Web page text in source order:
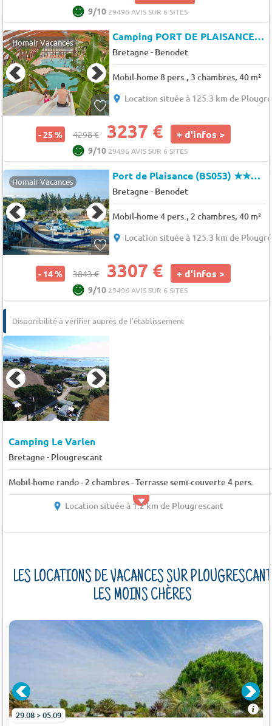
9/10 29496 AVIS SUR 6 SITES
Homair Vacances Camping PORT DE PLAISANCE
Bretagne- Benodet
Mobil-home 8 pers., 3 chambres, 40 m²
Location située à 125.3 km de
- 25 % 4298 € 3237 € + d'infos >
9/10 29496 AVIS SUR 6 SITES
Homair Vacances Port de Plaisance (BS053)★★★★★
Bretagne- Benodet
Mobil-home 4 pers., 2 chambres, 40 m²
Location située à 125.3 km de
- 14 % 3843 € 3307 € + d'infos >
9/10 29496 AVIS SUR 6 SITES
Disponibilité à vérifier auprès de l'établissement
Camping Le Varlen
Bretagne- Plougrescant
Mobil-home rando - 2 chambres - Terrasse semi-couverte 4 pers.
Location située à 1.2 km de Plougrescant
LES LOCATIONS DE VACANCES SUR PLOUGRESCANT
LES MOINS CHÈRES
29.08 > 05.09